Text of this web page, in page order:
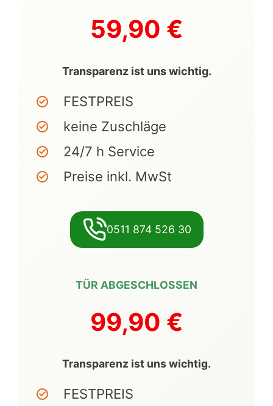
59,90 €
Transparenz ist uns wichtig.
FESTPREIS
keine Zuschläge
24/7 h Service
Preise inkl. MwSt
0511 874 526 30
TÜR ABGESCHLOSSEN
99,90 €
Transparenz ist uns wichtig.
FESTPREIS